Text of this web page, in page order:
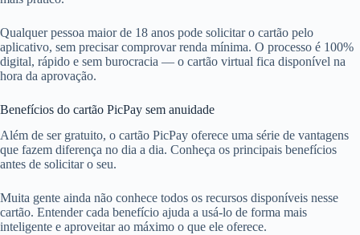
Qualquer pessoa maior de 18 anos pode solicitar o cartão pelo
aplicativo, sem precisar comprovar renda mínima. O processo é 100%
digital, rápido e sem burocracia — o cartão virtual fica disponível na
hora da aprovação.
Benefícios do cartão PicPay sem anuidade
Além de ser gratuito, o cartão PicPay oferece uma série de vantagens
que fazem diferença no dia a dia. Conheça os principais benefícios
antes de solicitar o seu.
Muita gente ainda não conhece todos os recursos disponíveis nesse
cartão. Entender cada benefício ajuda a usá-lo de forma mais
inteligente e aproveitar ao máximo o que ele oferece.